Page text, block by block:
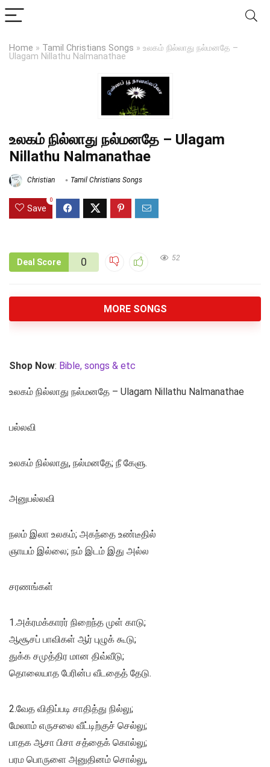
Home » Tamil Christians Songs » உலகம் நில்லாது நல்மனதே –
Ulagam Nillathu Nalmanathae
உலகம் நில்லாது நல்மனதே – Ulagam
Nillathu Nalmanathae
Christian Tamil Christians Songs
Save
0
Deal Score 0 52
MORE SONGS
Shop Now: Bible, songs & etc
உலகம் நில்லாது நல்மனதே – Ulagam Nillathu Nalmanathae
பல்லவி
உலகம் நில்லாது, நல்மனதே; நீ கேளு.
அனுபல்லவி
நலம் இலா உலகம்; அகந்தை உண்டீதில்
ஞாயம் இல்லை; நம் இடம் இது அல்ல
சரணங்கள்
1.அக்ரமக்காரர் நிறைந்த முள் காடு;
ஆசூசப் பாவிகள் ஆர் புழுக் கூடு;
துக்க சமுத்திர மான திவ்வீடு;
தொலையாத பேரின்ப வீடதைத் தேடு.
2.வேத விதிப்படி சாதித்து நில்லு;
மேலாம் எருசலை வீட்டிற்குச் செல்லு;
பாதக ஆசா பிசா சத்தைக் கொல்லு;
பரம பொருளை அனுதினம் சொல்லு,